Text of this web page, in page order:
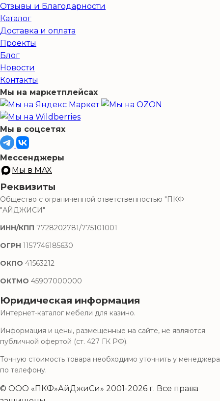
Отзывы и Благодарности
Каталог
Доставка и оплата
Проекты
Блог
Новости
Контакты
Мы на маркетплейсах
Мы в соцсетях
Мессенджеры
Мы в MAX
Реквизиты
Общество с ограниченной ответственностью "ПКФ
"АЙДЖИСИ"
ИНН/КПП 7728202781/775101001
ОГРН 1157746185630
ОКПО 41563212
ОКТМО 45907000000
Юридическая информация
Интернет-каталог мебели для казино.
Информация и цены, размещенные на сайте, не являются
публичной офертой (ст. 427 ГК РФ).
Точную стоимость товара необходимо уточнить у менеджера
по телефону.
© ООО «ПКФ»АйДжиСи» 2001-2026 г. Все права